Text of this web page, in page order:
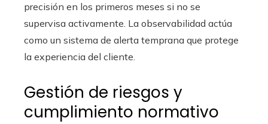
precisión en los primeros meses si no se
supervisa activamente. La observabilidad actúa
como un sistema de alerta temprana que protege
la experiencia del cliente.
Gestión de riesgos y
cumplimiento normativo